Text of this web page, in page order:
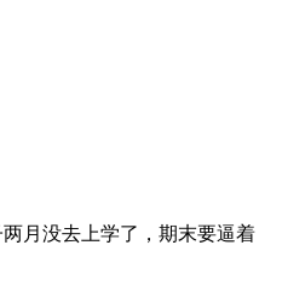
两月没去上学了，期末要逼着